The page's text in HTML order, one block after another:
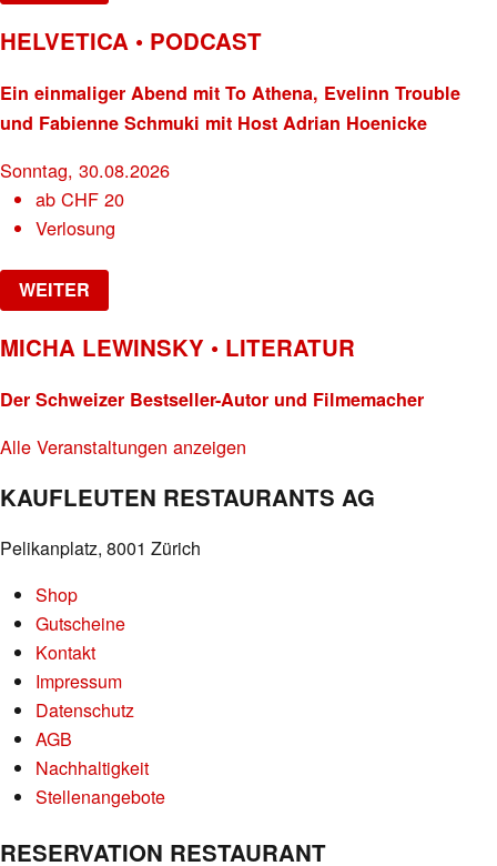
HELVETICA • PODCAST
Ein einmaliger Abend mit To Athena, Evelinn Trouble
und Fabienne Schmuki mit Host Adrian Hoenicke
Sonntag, 30.08.2026
abCHF 20
Verlosung
WEITER
MICHA LEWINSKY • LITERATUR
Der Schweizer Bestseller-Autor und Filmemacher
Alle Veranstaltungen anzeigen
KAUFLEUTEN RESTAURANTS AG
Pelikanplatz, 8001 Zürich
Shop
Gutscheine
Kontakt
Impressum
Datenschutz
AGB
Nachhaltigkeit
Stellenangebote
RESERVATION RESTAURANT